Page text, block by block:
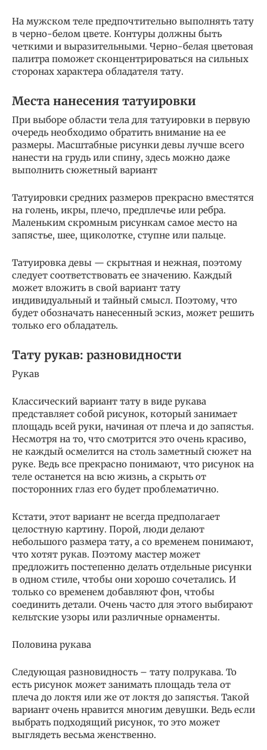
На мужском теле предпочтительно выполнять тату
в черно-белом цвете. Контуры должны быть
четкими и выразительными. Черно-белая цветовая
палитра поможет сконцентрироваться на сильных
сторонах характера обладателя тату.
Места нанесения татуировки
При выборе области тела для татуировки в первую
очередь необходимо обратить внимание на ее
размеры. Масштабные рисунки девы лучше всего
нанести на грудь или спину, здесь можно даже
выполнить сюжетный вариант
Татуировки средних размеров прекрасно вместятся
на голень, икры, плечо, предплечье или ребра.
Маленьким скромным рисункам самое место на
запястье, шее, щиколотке, ступне или пальце.
Татуировка девы — скрытная и нежная, поэтому
следует соответствовать ее значению. Каждый
может вложить в свой вариант тату
индивидуальный и тайный смысл. Поэтому, что
будет обозначать нанесенный эскиз, может решить
только его обладатель.
Тату рукав: разновидности
Рукав
Классический вариант тату в виде рукава
представляет собой рисунок, который занимает
площадь всей руки, начиная от плеча и до запястья.
Несмотря на то, что смотрится это очень красиво,
не каждый осмелится на столь заметный сюжет на
руке. Ведь все прекрасно понимают, что рисунок на
теле останется на всю жизнь, а скрыть от
посторонних глаз его будет проблематично.
Кстати, этот вариант не всегда предполагает
целостную картину. Порой, люди делают
небольшого размера тату, а со временем понимают,
что хотят рукав. Поэтому мастер может
предложить постепенно делать отдельные рисунки
в одном стиле, чтобы они хорошо сочетались. И
только со временем добавляют фон, чтобы
соединить детали. Очень часто для этого выбирают
кельтские узоры или различные орнаменты.
Половина рукава
Следующая разновидность – тату полрукава. То
есть рисунок может занимать площадь тела от
плеча до локтя или же от локтя до запястья. Такой
вариант очень нравится многим девушки. Ведь если
выбрать подходящий рисунок, то это может
выглядеть весьма женственно.